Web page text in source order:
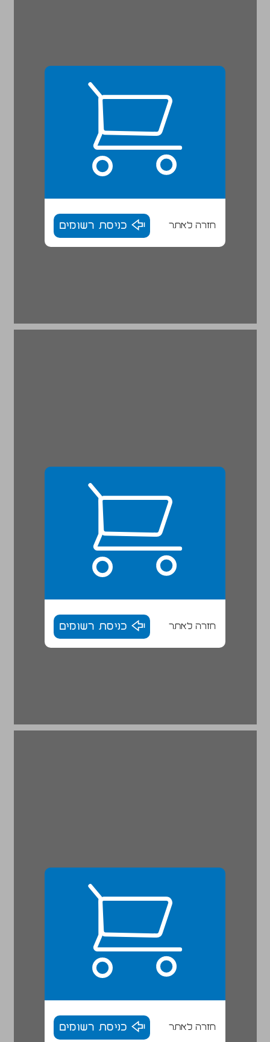
חזרה לאתר כניסת רשומים
חזרה לאתר כניסת רשומים
חזרה לאתר כניסת רשומים